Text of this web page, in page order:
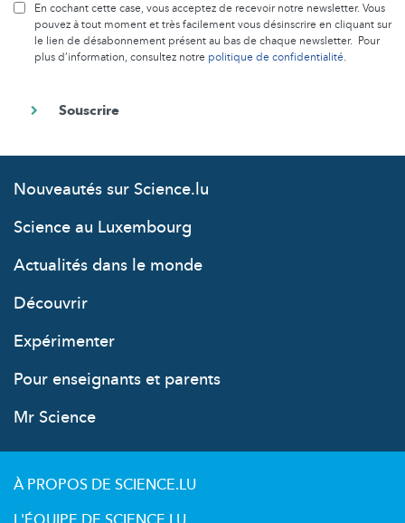
En cochant cette case, vous acceptez de recevoir notre newsletter. Vous
pouvez à tout moment et très facilement vous désinscrire en cliquant sur
le lien de désabonnement présent au bas de chaque newsletter. Pour
plus d’information, consultez notre politique de confidentialité.
Nouveautés sur Science.lu
Science au Luxembourg
Actualités dans le monde
Découvrir
Expérimenter
Pour enseignants et parents
Mr Science
À PROPOS DE SCIENCE.LU